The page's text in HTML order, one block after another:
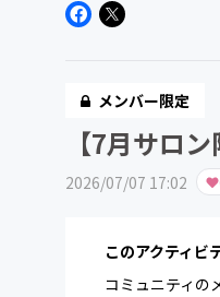
メンバー限定
【7月サロ
2026/07/07 17:02
このアクティビ
コミュニティの